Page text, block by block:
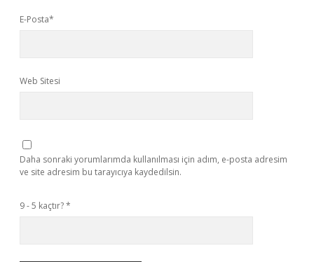
E-Posta*
Web Sitesi
Daha sonraki yorumlarımda kullanılması için adım, e-posta adresim
ve site adresim bu tarayıcıya kaydedilsin.
9 - 5 kaçtır?*